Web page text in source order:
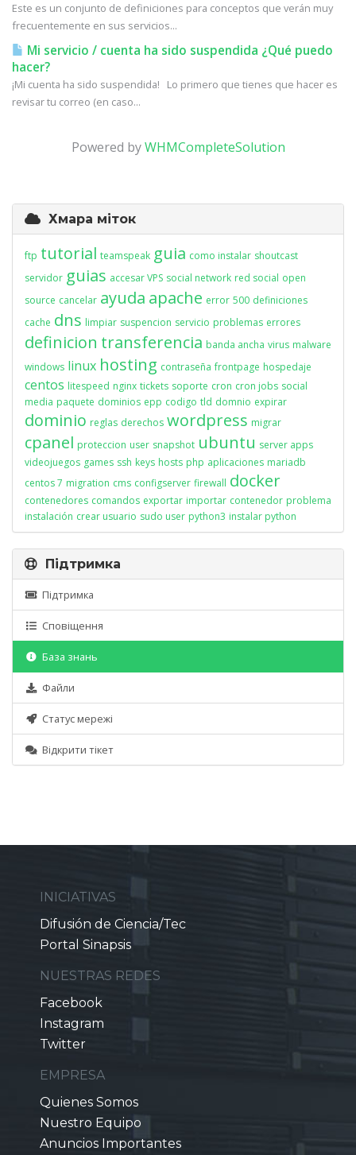
Este es un conjunto de definiciones para conceptos que verán muy
frecuentemente en sus servicios...
Mi servicio / cuenta ha sido suspendida ¿Qué puedo
hacer?
¡Mi cuenta ha sido suspendida! Lo primero que tienes que hacer es
revisar tu correo (en caso...
Powered byWHMCompleteSolution
Хмара міток
ftp tutorial teamspeak guia como instalar shoutcast
servidor guias accesar VPS social network red social open
source cancelar ayuda apache error 500 definiciones
cache dns limpiar suspencion servicio problemas errores
definicion transferencia banda ancha virus malware
windows linux hosting contraseña frontpage hospedaje
centos litespeed nginx tickets soporte cron cron jobs social
media paquete dominios epp codigo tld domnio expirar
dominio reglas derechos wordpress migrar
cpanel proteccion user snapshot ubuntu server apps
videojuegos games ssh keys hosts php aplicaciones mariadb
centos 7 migration cms configserver firewall docker
contenedores comandos exportar importar contenedor problema
instalación crear usuario sudo user python3 instalar python
Підтримка
Підтримка
Сповіщення
База знань
Файли
Статус мережі
Відкрити тікет
INICIATIVAS
Difusión de Ciencia/Tec
Portal Sinapsis
NUESTRAS REDES
Facebook
Instagram
Twitter
EMPRESA
Quienes Somos
Nuestro Equipo
Anuncios Importantes